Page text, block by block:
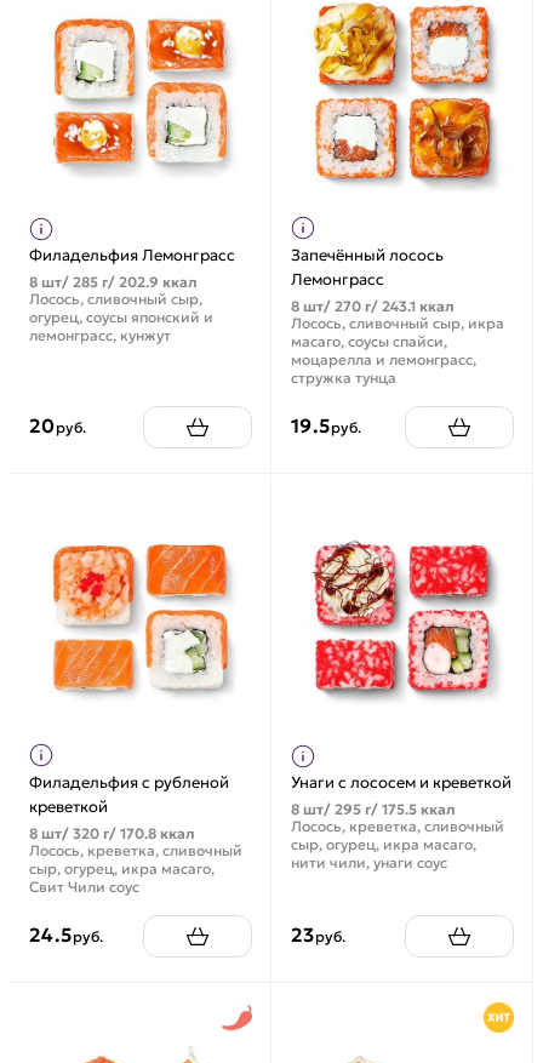
Филадельфия Лемонграсс
8 шт/ 285 г/ 202.9 ккал
Лосось, сливочный сыр,
огурец, соусы японский и
лемонграсс, кунжут
20руб.
Запечённый лосось
Лемонграсс
8 шт/ 270 г/ 243.1 ккал
Лосось, сливочный сыр, икра
масаго, соусы спайси,
моцарелла и лемонграсс,
стружка тунца
19.5руб.
Филадельфия с рубленой
креветкой
8 шт/ 320 г/ 170.8 ккал
Лосось, креветка, сливочный
сыр, огурец, икра масаго,
Свит Чили соус
24.5руб.
Унаги с лососем и креветкой
8 шт/ 295 г/ 175.5 ккал
Лосось, креветка, сливочный
сыр, огурец, икра масаго,
нити чили, унаги соус
23руб.